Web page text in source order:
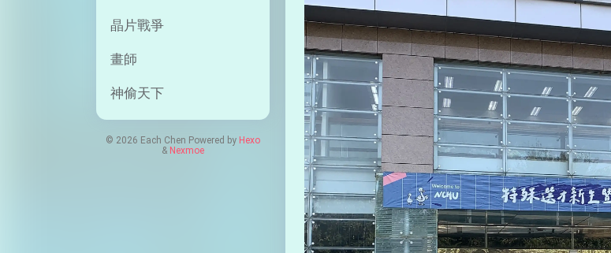
晶片戰爭
畫師
神偷天下
© 2026 Each Chen Powered by Hexo
& Nexmoe